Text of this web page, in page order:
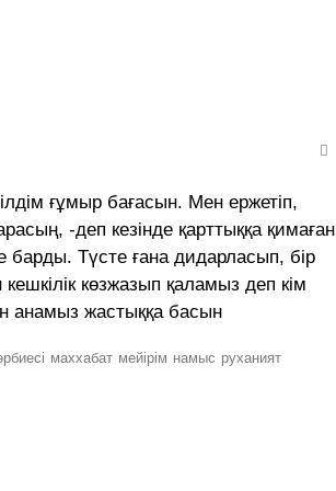
ғұмыр бағасын. Мен ержетіп,
-деп кезінде қарттыққа қимаған
Түсте ғана дидарласып, бір
көзжазып қаламыз деп кім
анамыз жастыққа басын
маххабат мейірім намыс руханият